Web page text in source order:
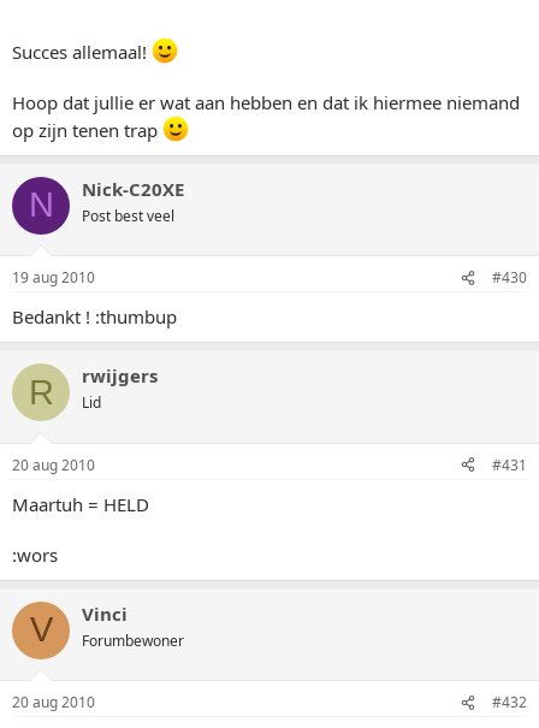
Succes allemaal!
Hoop dat jullie er wat aan hebben en dat ik hiermee niemand
op zijn tenen trap
N Nick-C20XE
Post best veel
19 aug 2010 #430
Bedankt ! :thumbup
R rwijgers
Lid
20 aug 2010 #431
Maartuh = HELD
:wors
V Vinci
Forumbewoner
20 aug 2010 #432